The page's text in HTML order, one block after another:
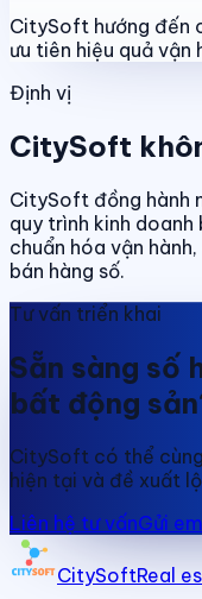
CitySoft hướng đến
ưu tiên hiệu quả vận
Định vị
CitySoft
CitySoft đồng hành
quy trình kinh
chuẩn hóa vận
bán hàng số.
Tư vấn triển khai
Sẵn sàng số
bất động
CitySoft có thể
hiện tại và đề xuất
Liên hệ tư vấnGửi
CitySoftReal